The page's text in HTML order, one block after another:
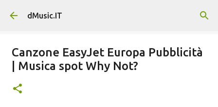
Passa ai contenuti principali
dMusic.IT
Canzone EasyJet Europa Pubblicità
| Musica spot Why Not?